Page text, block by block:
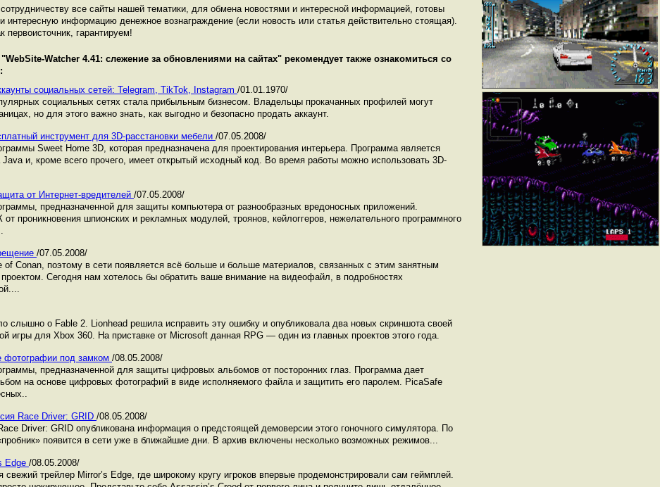
все сайты нашей тематики, для обмена новостями и интересной информацией, готовы
интересную информацию денежное вознаграждение (если новость или статья действительно стоящая).
первоисточник, гарантируем!
"WebSite-Watcher 4.41: слежение за обновлениями на сайтах" рекомендует также ознакомиться со
социальных сетей: Telegram, TikTok, Instagram /01.01.1970/
социальных сетях стала прибыльным бизнесом. Владельцы прокачанных профилей могут
но для этого важно знать, как выгодно и безопасно продать аккаунт.
инструмент для 3D-расстановки мебели /07.05.2008/
Sweet Home 3D, которая предназначена для проектирования интерьера. Программа является
Java и, кроме всего прочего, имеет открытый исходный код. Во время работы можно использовать 3D-
от Интернет-вредителей /07.05.2008/
предназначенной для защиты компьютера от разнообразных вредоносных приложений.
проникновения шпионских и рекламных модулей, троянов, кейлоггеров, нежелательного программного
/07.05.2008/
of Conan, поэтому в сети появляется всё больше и больше материалов, связанных с этим занятным
Сегодня нам хотелось бы обратить ваше внимание на видеофайл, в подробностях
слышно о Fable 2. Lionhead решила исправить эту ошибку и опубликовала два новых скриншота своей
игры для Xbox 360. На приставке от Microsoft данная RPG — один из главных проектов этого года.
под замком /08.05.2008/
предназначенной для защиты цифровых альбомов от посторонних глаз. Программа дает
на основе цифровых фотографий в виде исполняемого файла и защитить его паролем. PicaSafe
Race Driver: GRID /08.05.2008/
Driver: GRID опубликована информация о предстоящей демоверсии этого гоночного симулятора. По
появится в сети уже в ближайшие дни. В архив включены несколько возможных режимов...
Edge /08.05.2008/
свежий трейлер Mirror’s Edge, где широкому кругу игроков впервые продемонстрировали сам геймплей.